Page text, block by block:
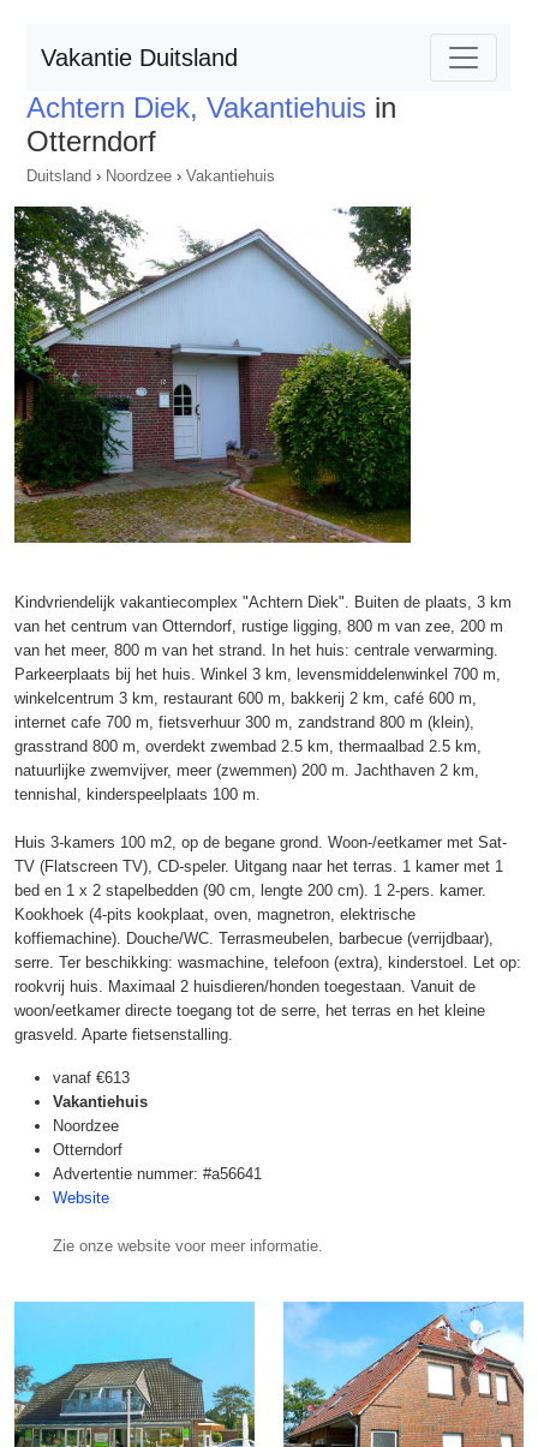
Vakantie Duitsland
Achtern Diek, Vakantiehuis in
Otterndorf
Duitsland › Noordzee › Vakantiehuis
Kindvriendelijk vakantiecomplex "Achtern Diek". Buiten de plaats, 3 km
van het centrum van Otterndorf, rustige ligging, 800 m van zee, 200 m
van het meer, 800 m van het strand. In het huis: centrale verwarming.
Parkeerplaats bij het huis. Winkel 3 km, levensmiddelenwinkel 700 m,
winkelcentrum 3 km, restaurant 600 m, bakkerij 2 km, café 600 m,
internet cafe 700 m, fietsverhuur 300 m, zandstrand 800 m (klein),
grasstrand 800 m, overdekt zwembad 2.5 km, thermaalbad 2.5 km,
natuurlijke zwemvijver, meer (zwemmen) 200 m. Jachthaven 2 km,
tennishal, kinderspeelplaats 100 m.
Huis 3-kamers 100 m2, op de begane grond. Woon-/eetkamer met Sat-
TV (Flatscreen TV), CD-speler. Uitgang naar het terras. 1 kamer met 1
bed en 1 x 2 stapelbedden (90 cm, lengte 200 cm). 1 2-pers. kamer.
Kookhoek (4-pits kookplaat, oven, magnetron, elektrische
koffiemachine). Douche/WC. Terrasmeubelen, barbecue (verrijdbaar),
serre. Ter beschikking: wasmachine, telefoon (extra), kinderstoel. Let op:
rookvrij huis. Maximaal 2 huisdieren/honden toegestaan. Vanuit de
woon/eetkamer directe toegang tot de serre, het terras en het kleine
grasveld. Aparte fietsenstalling.
vanaf €613
Vakantiehuis
Noordzee
Otterndorf
Advertentie nummer: #a56641
Website
Zie onze website voor meer informatie.